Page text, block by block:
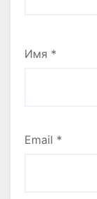
Имя *
Email *